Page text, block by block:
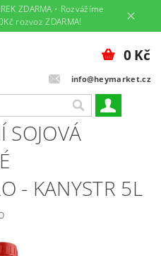
ZDARMA • Rozvážíme
rozvoz ZDARMA!
info@heymarket.cz
0 Kč
SOJOVÁ
- KANYSTR 5L